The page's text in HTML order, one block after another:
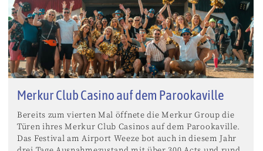
Merkur Club Casino auf dem Parookaville
Bereits zum vierten Mal öffnete die Merkur Group die
Türen ihres Merkur Club Casinos auf dem Parookaville.
Das Festival am Airport Weeze bot auch in diesem Jahr